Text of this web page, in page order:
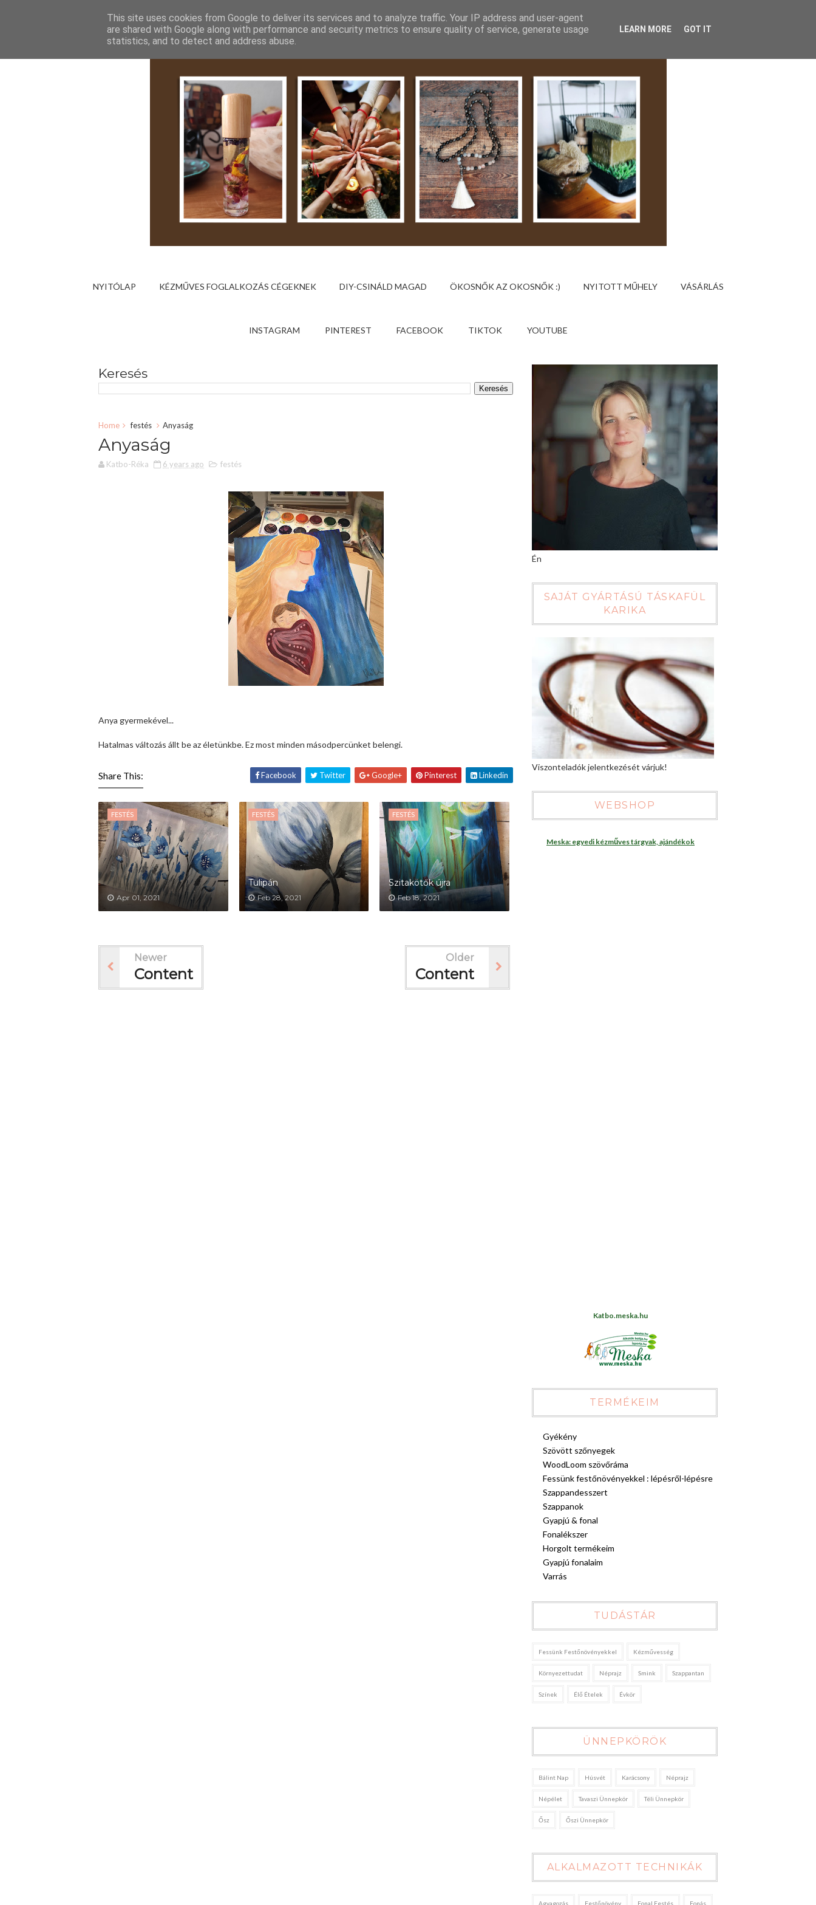
NYITÓLAP KÉZMŰVES FOGLALKOZÁS CÉGEKNEK DIY-CSINÁLD MAGAD ÖKOSNŐK AZ OKOSNŐK :) NYITOTT MŰHELY VÁSÁRLÁS
INSTAGRAM PINTEREST FACEBOOK TIKTOK YOUTUBE
Keresés
Home festés Anyaság
Anyaság
Katbo-Réka 6 years ago festés
Anya gyermekével...
Hatalmas változás állt be az életünkbe. Ez most minden másodpercünket belengi.
Share This: Facebook Twitter Google+ Pinterest Linkedin
FESTÉS
Apr 01, 2021
FESTÉS
Tulipán
Feb 28, 2021
FESTÉS
Szitakötők újra
Feb 18, 2021
Newer
Content
Older
Content
Én
SAJÁT GYÁRTÁSÚ TÁSKAFÜL
KARIKA
Viszonteladók jelentkezését várjuk!
WEBSHOP
Meska: egyedi kézműves tárgyak, ajándékok
Katbo.meska.hu
TERMÉKEIM
Gyékény
Szövött szőnyegek
WoodLoom szövőráma
Fessünk festőnövényekkel : lépésről-lépésre
Szappandesszert
Szappanok
Gyapjú & fonal
Fonalékszer
Horgolt termékeim
Gyapjú fonalaim
Varrás
TUDÁSTÁR
Fessünk Festőnövényekkel Kézművesség
Környezettudat Néprajz Smink Szappantan
Színek Élő Ételek Évkör
ÜNNEPKÖRÖK
Bálint Nap Húsvét Karácsony Néprajz
Népélet Tavaszi Ünnepkör Téli Ünnepkör
Ősz Őszi Ünnepkör
ALKALMAZOTT TECHNIKÁK
Agyagozás Festőnövény Fonal Festés Fonás
This site uses cookies from Google to deliver its services and to analyze traffic. Your IP address and user-agent
are shared with Google along with performance and security metrics to ensure quality of service, generate usage
statistics, and to detect and address abuse.
LEARN MORE GOT IT